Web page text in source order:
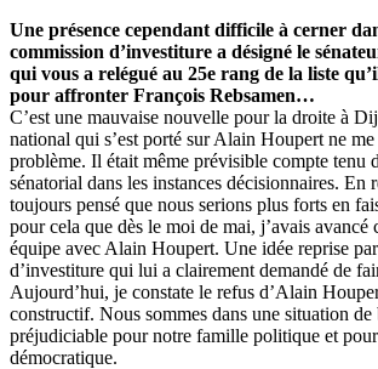
Une présence cependant difficile à cerner
commission d’investiture a désigné le
qui vous a relégué au 25e rang de la liste
pour affronter François Rebsamen…
C’est une mauvaise nouvelle pour la droite à
national qui s’est porté sur Alain Houpert ne me
problème. Il était même prévisible compte tenu
sénatorial dans les instances décisionnaires. En
toujours pensé que nous serions plus forts en
pour cela que dès le moi de mai, j’avais avancé
équipe avec Alain Houpert. Une idée reprise
d’investiture qui lui a clairement demandé de
Aujourd’hui, je constate le refus d’Alain
constructif. Nous sommes dans une situation de
préjudiciable pour notre famille politique et
démocratique.